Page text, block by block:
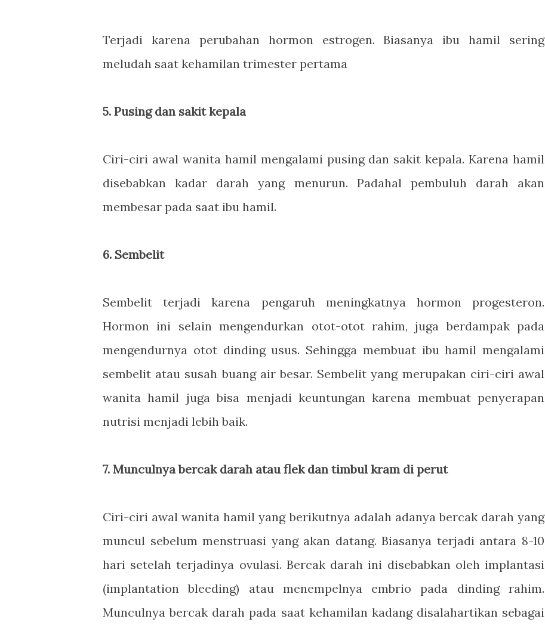
Terjadi karena perubahan hormon estrogen. Biasanya ibu hamil sering
meludah saat kehamilan trimester pertama
5. Pusing dan sakit kepala
Ciri-ciri awal wanita hamil mengalami pusing dan sakit kepala. Karena hamil
disebabkan kadar darah yang menurun. Padahal pembuluh darah akan
membesar pada saat ibu hamil.
6. Sembelit
Sembelit terjadi karena pengaruh meningkatnya hormon progesteron.
Hormon ini selain mengendurkan otot-otot rahim, juga berdampak pada
mengendurnya otot dinding usus. Sehingga membuat ibu hamil mengalami
sembelit atau susah buang air besar. Sembelit yang merupakan ciri-ciri awal
wanita hamil juga bisa menjadi keuntungan karena membuat penyerapan
nutrisi menjadi lebih baik.
7. Munculnya bercak darah atau flek dan timbul kram di perut
Ciri-ciri awal wanita hamil yang berikutnya adalah adanya bercak darah yang
muncul sebelum menstruasi yang akan datang. Biasanya terjadi antara 8-10
hari setelah terjadinya ovulasi. Bercak darah ini disebabkan oleh implantasi
(implantation bleeding) atau menempelnya embrio pada dinding rahim.
Munculnya bercak darah pada saat kehamilan kadang disalahartikan sebagai